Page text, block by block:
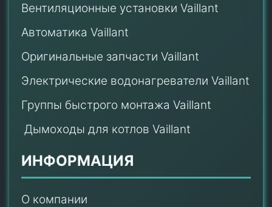
Вентиляционные установки Vaillant
Автоматика Vaillant
Оригинальные запчасти Vaillant
Электрические водонагреватели Vaillant
Группы быстрого монтажа Vaillant
Дымоходы для котлов Vaillant
ИНФОРМАЦИЯ
О компании